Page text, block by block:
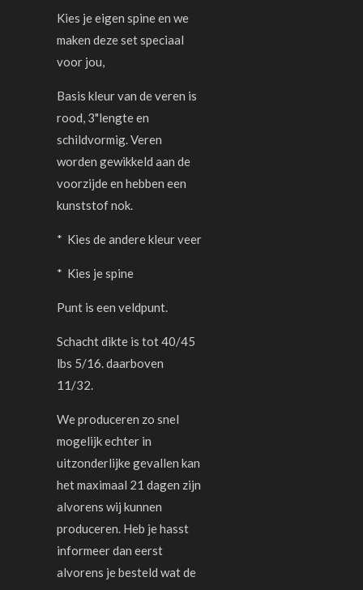
Kies je eigen spine en we
maken deze set speciaal
voor jou,
Basis kleur van de veren is
rood, 3"lengte en
schildvormig. Veren
worden gewikkeld aan de
voorzijde en hebben een
kunststof nok.
* Kies de andere kleur veer
* Kies je spine
Punt is een veldpunt.
Schacht dikte is tot 40/45
lbs 5/16. daarboven
11/32.
We produceren zo snel
mogelijk echter in
uitzonderlijke gevallen kan
het maximaal 21 dagen zijn
alvorens wij kunnen
produceren. Heb je hasst
informeer dan eerst
alvorens je besteld wat de